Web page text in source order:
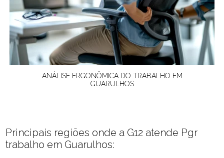
ANÁLISE ERGONÔMICA DO TRABALHO EM
GUARULHOS
Principais regiões onde a G12 atende Pgr
trabalho em Guarulhos: